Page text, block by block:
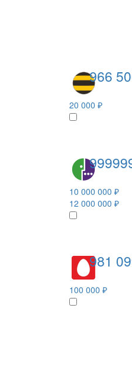
966
20 000 ₽
10 000 000 ₽
12 000 000 ₽
981
100 000 ₽